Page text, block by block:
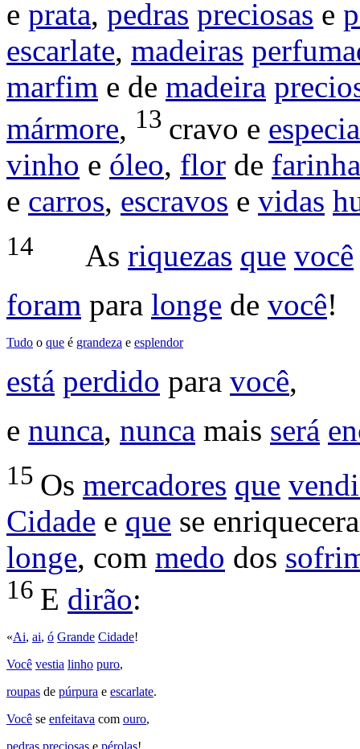
e prata, pedras preciosas e
escarlate, madeiras
marfim e de madeira
mármore, 13 cravo e
vinho e óleo, flor de farinha
e carros, escravos e vidas
14 As riquezas que você
foram para longe de você!
Tudo o que é grandeza e esplendor
está perdido para você,
e nunca, nunca mais será
15 Os mercadores que
Cidade e que se
longe, com medo dos
16 E dirão:
«Ai, ai, ó Grande Cidade!
Você vestia linho puro,
roupas de púrpura e escarlate.
Você se enfeitava com ouro,
pedras preciosas e pérolas!